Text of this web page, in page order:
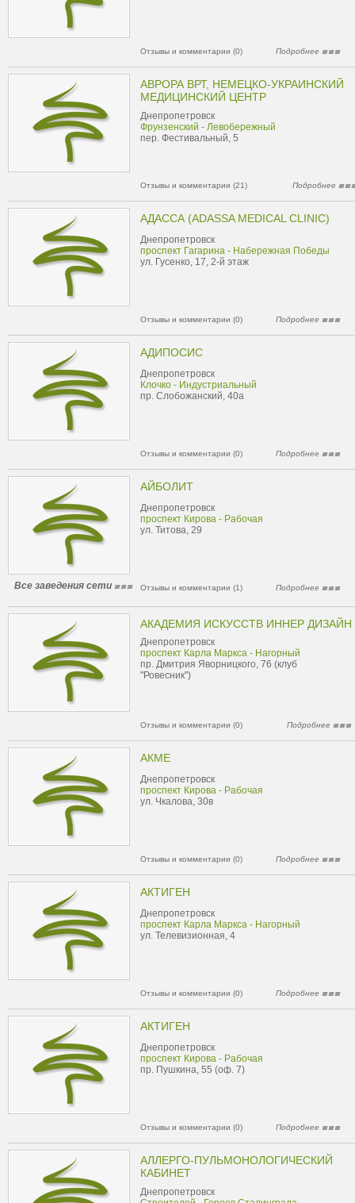
Отзывы и комментарии (0) Подробнее
АВРОРА ВРТ, НЕМЕЦКО-УКРАИНСКИЙ
МЕДИЦИНСКИЙ ЦЕНТР
Днепропетровск
Фрунзенский - Левобережный
пер. Фестивальный, 5
Отзывы и комментарии (21) Подробнее
АДАССА (ADASSA MEDICAL CLINIC)
Днепропетровск
проспект Гагарина - Набережная Победы
ул. Гусенко, 17, 2-й этаж
Отзывы и комментарии (0) Подробнее
АДИПОСИС
Днепропетровск
Клочко - Индустриальный
пр. Слобожанский, 40а
Отзывы и комментарии (0) Подробнее
АЙБОЛИТ
Днепропетровск
проспект Кирова - Рабочая
ул. Титова, 29
Все заведения сети Отзывы и комментарии (1) Подробнее
АКАДЕМИЯ ИСКУССТВ ИННЕР ДИЗАЙН
Днепропетровск
проспект Карла Маркса - Нагорный
пр. Дмитрия Яворницкого, 76 (клуб
"Ровесник")
Отзывы и комментарии (0) Подробнее
АКМЕ
Днепропетровск
проспект Кирова - Рабочая
ул. Чкалова, 30в
Отзывы и комментарии (0) Подробнее
АКТИГЕН
Днепропетровск
проспект Карла Маркса - Нагорный
ул. Телевизионная, 4
Отзывы и комментарии (0) Подробнее
АКТИГЕН
Днепропетровск
проспект Кирова - Рабочая
пр. Пушкина, 55 (оф. 7)
Отзывы и комментарии (0) Подробнее
АЛЛЕРГО-ПУЛЬМОНОЛОГИЧЕСКИЙ
КАБИНЕТ
Днепропетровск